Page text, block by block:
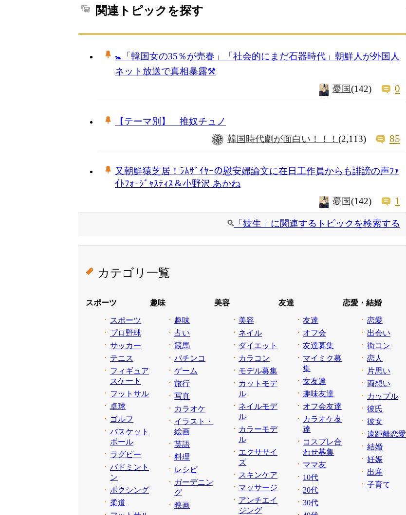
関連トピックを探す
🚼「韓国女の35％が売春」「社会的にまだ石器時代」朝鮮人が外国人
ネット放送で真相暴露⚒️
憂国(142) 0
【テーマ別】 推奴チュノ
韓国時代劇が面白い！！！ (2,113) 85
又朝鮮猿芝居！ﾗﾑｻﾞｲﾔｰの慰安婦論文に在日工作員からも誹謗の声ﾌｧ
ｲﾄﾌｫｰｼﾞｬｽﾃｨｽ＆小野沢 あかね
憂国(142) 1
「妓生」に関連するトピックを検索する
カテゴリ一覧
スポーツ
スポーツ
プロ野球
サッカー
テニス
フィギュア
スケート
フットサル
卓球
ゴルフ
バスケット
ボール
ラグビー
バドミント
ン
ボクシング
柔道
趣味
趣味
占い
競馬
パチンコ
ゲーム
旅行
写真
カラオケ
イラスト・
絵画
英語
料理
レシピ
ガーデニン
グ
映画
美容
美容
ネイル
ダイエット
カラコン
モデル募集
カットモデ
ル
ネイルモデ
ル
カラーモデ
ル
エクササイ
ズ
スキンケア
マッサージ
アンチエイ
ジング
友達
友達
オフ会
友達募集
マイミク募
集
女友達
趣味友達
オフ会友達
カラオケ友
達
コスプレ合
わせ募集
ママ友
10代
20代
30代
恋愛・結婚
恋愛
出会い
街コン
恋人
片思い
両想い
カップル
彼氏
彼女
遠距離恋愛
結婚
妊娠
出産
子育て